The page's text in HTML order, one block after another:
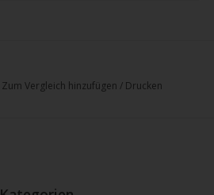
Zum Vergleich hinzufügen / Drucken